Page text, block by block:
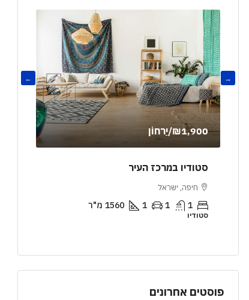
₪1,900/יַרחוֹן
סטודיו במרכז העיר
חיפה, ישראל
1
1
1
1560 מ"ר
סטודיו
פוסטים אחרונים